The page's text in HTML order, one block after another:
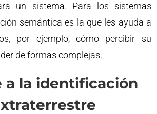
un sistema. Para los sistemas
semántica es la que les ayuda a
por ejemplo, cómo percibir su
de formas complejas.
a la identificación